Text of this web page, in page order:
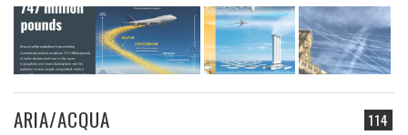
114
ARIA/ACQUA